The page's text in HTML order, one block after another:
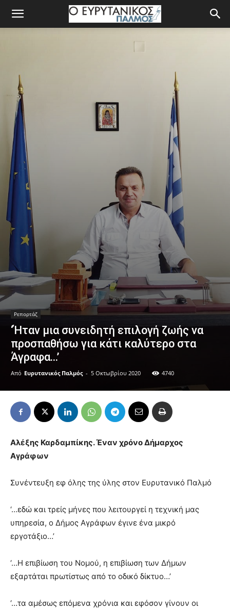
Ρεπορτάζ
‘Ήταν μια συνειδητή επιλογή ζωής να
προσπαθήσω για κάτι καλύτερο στα
Άγραφα…’
Από Ευρυτανικός Παλμός - 5 Οκτωβρίου 2020 4740
Αλέξης Καρδαμπίκης. Έναν χρόνο Δήμαρχος
Αγράφων
Συνέντευξη εφ όλης της ύλης στον Ευρυτανικό Παλμό
‘…εδώ και τρείς μήνες που λειτουργεί η τεχνική μας
υπηρεσία, ο Δήμος Αγράφων έγινε ένα μικρό
εργοτάξιο…’
‘…Η επιβίωση του Νομού, η επιβίωση των Δήμων
εξαρτάται πρωτίστως από το οδικό δίκτυο…’
‘…τα αμέσως επόμενα χρόνια και εφόσον γίνουν οι